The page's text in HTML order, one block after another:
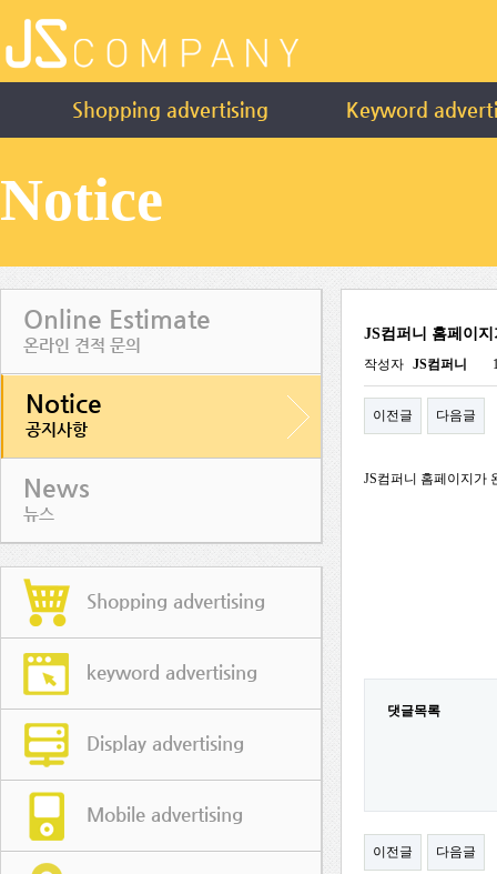
Shopping advertising Keyword
Notice
Online Estimate
온라인 견적 문의
Notice
공지사항
News
뉴스
Shopping advertising
keyword advertising
Display advertising
Mobile advertising
JS컴퍼니 홈페이
작성자 JS컴퍼니
이전글 다음글
JS컴퍼니 홈페이지가
댓글목록
이전글 다음글